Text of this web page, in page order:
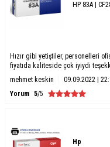
HP 83A |
Hızır gibi yetiştiler, personelleri
fiyatıda kaliteside çok iyiydi
mehmet keskin
09.09.2022 |
Yorum 5/5
Hp